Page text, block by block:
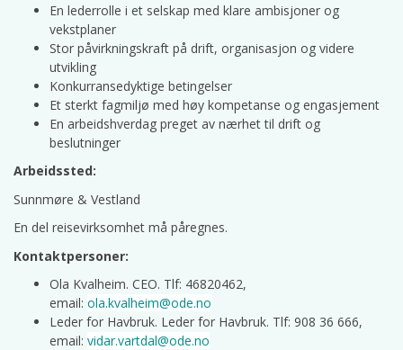
En lederrolle i et selskap med klare ambisjoner og
vekstplaner
Stor påvirkningskraft på drift, organisasjon og videre
utvikling
Konkurransedyktige betingelser
Et sterkt fagmiljø med høy kompetanse og engasjement
En arbeidshverdag preget av nærhet til drift og
beslutninger
Arbeidssted:
Sunnmøre & Vestland
En del reisevirksomhet må påregnes.
Kontaktpersoner:
Ola Kvalheim. CEO. Tlf: 46820462,
email: ola.kvalheim@ode.no
Leder for Havbruk. Leder for Havbruk. Tlf: 908 36 666,
email: vidar.vartdal@ode.no